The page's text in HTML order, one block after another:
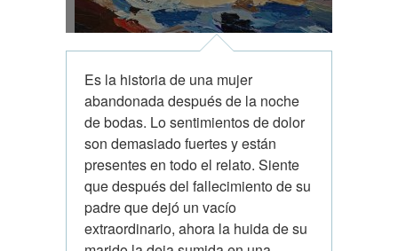
Es la historia de una mujer
abandonada después de la noche
de bodas. Lo sentimientos de dolor
son demasiado fuertes y están
presentes en todo el relato. Siente
que después del fallecimiento de su
padre que dejó un vacío
extraordinario, ahora la huida de su